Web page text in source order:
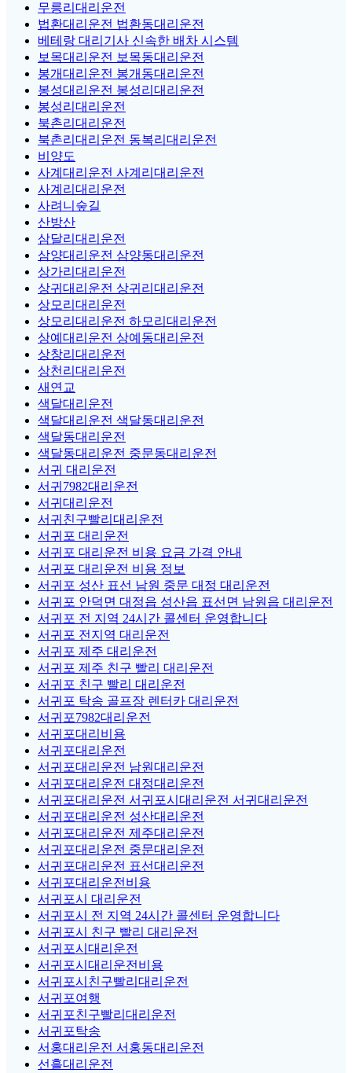
무릉리대리운전
법환대리운전 법환동대리운전
베테랑 대리기사 신속한 배차 시스템
보목대리운전 보목동대리운전
봉개대리운전 봉개동대리운전
봉성대리운전 봉성리대리운전
봉성리대리운전
북촌리대리운전
북촌리대리운전 동복리대리운전
비양도
사계대리운전 사계리대리운전
사계리대리운전
사려니숲길
산방산
삼달리대리운전
삼양대리운전 삼양동대리운전
상가리대리운전
상귀대리운전 상귀리대리운전
상모리대리운전
상모리대리운전 하모리대리운전
상예대리운전 상예동대리운전
상창리대리운전
상천리대리운전
새연교
색달대리운전
색달대리운전 색달동대리운전
색달동대리운전
색달동대리운전 중문동대리운전
서귀 대리운전
서귀7982대리운전
서귀대리운전
서귀친구빨리대리운전
서귀포 대리운전
서귀포 대리운전 비용 요금 가격 안내
서귀포 대리운전 비용 정보
서귀포 성산 표선 남원 중문 대정 대리운전
서귀포 안덕면 대정읍 성산읍 표선면 남원읍 대리운전
서귀포 전 지역 24시간 콜센터 운영합니다
서귀포 전지역 대리운전
서귀포 제주 대리운전
서귀포 제주 친구 빨리 대리운전
서귀포 친구 빨리 대리운전
서귀포 탁송 골프장 렌터카 대리운전
서귀포7982대리운전
서귀포대리비용
서귀포대리운전
서귀포대리운전 남원대리운전
서귀포대리운전 대정대리운전
서귀포대리운전 서귀포시대리운전 서귀대리운전
서귀포대리운전 성산대리운전
서귀포대리운전 제주대리운전
서귀포대리운전 중문대리운전
서귀포대리운전 표선대리운전
서귀포대리운전비용
서귀포시 대리운전
서귀포시 전 지역 24시간 콜센터 운영합니다
서귀포시 친구 빨리 대리운전
서귀포시대리운전
서귀포시대리운전비용
서귀포시친구빨리대리운전
서귀포여행
서귀포친구빨리대리운전
서귀포탁송
서홍대리운전 서홍동대리운전
선흘대리운전